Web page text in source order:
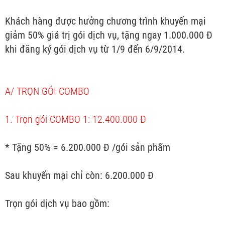
Khách hàng được hưởng chương trình khuyến mại
giảm 50% giá trị gói dịch vụ, tặng ngay 1.000.000 Đ
khi đăng ký gói dịch vụ từ 1/9 đến 6/9/2014.
A/ TRỌN GÓI COMBO
1. Trọn gói COMBO 1: 12.400.000 Đ
* Tặng 50% = 6.200.000 Đ /gói sản phẩm
Sau khuyến mại chỉ còn: 6.200.000 Đ
Trọn gói dịch vụ bao gồm: